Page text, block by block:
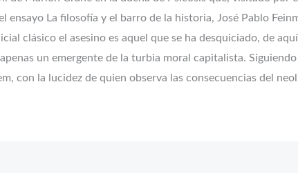
La filosofía y el barro de la historia, José Pablo
clásico el asesino es aquel que se ha desquiciado, de
un emergente de la turbia moral capitalista.
con la lucidez de quien observa las consecuencias del